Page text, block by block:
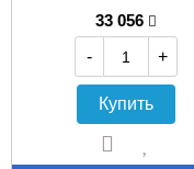
33 056
-
+
Купить